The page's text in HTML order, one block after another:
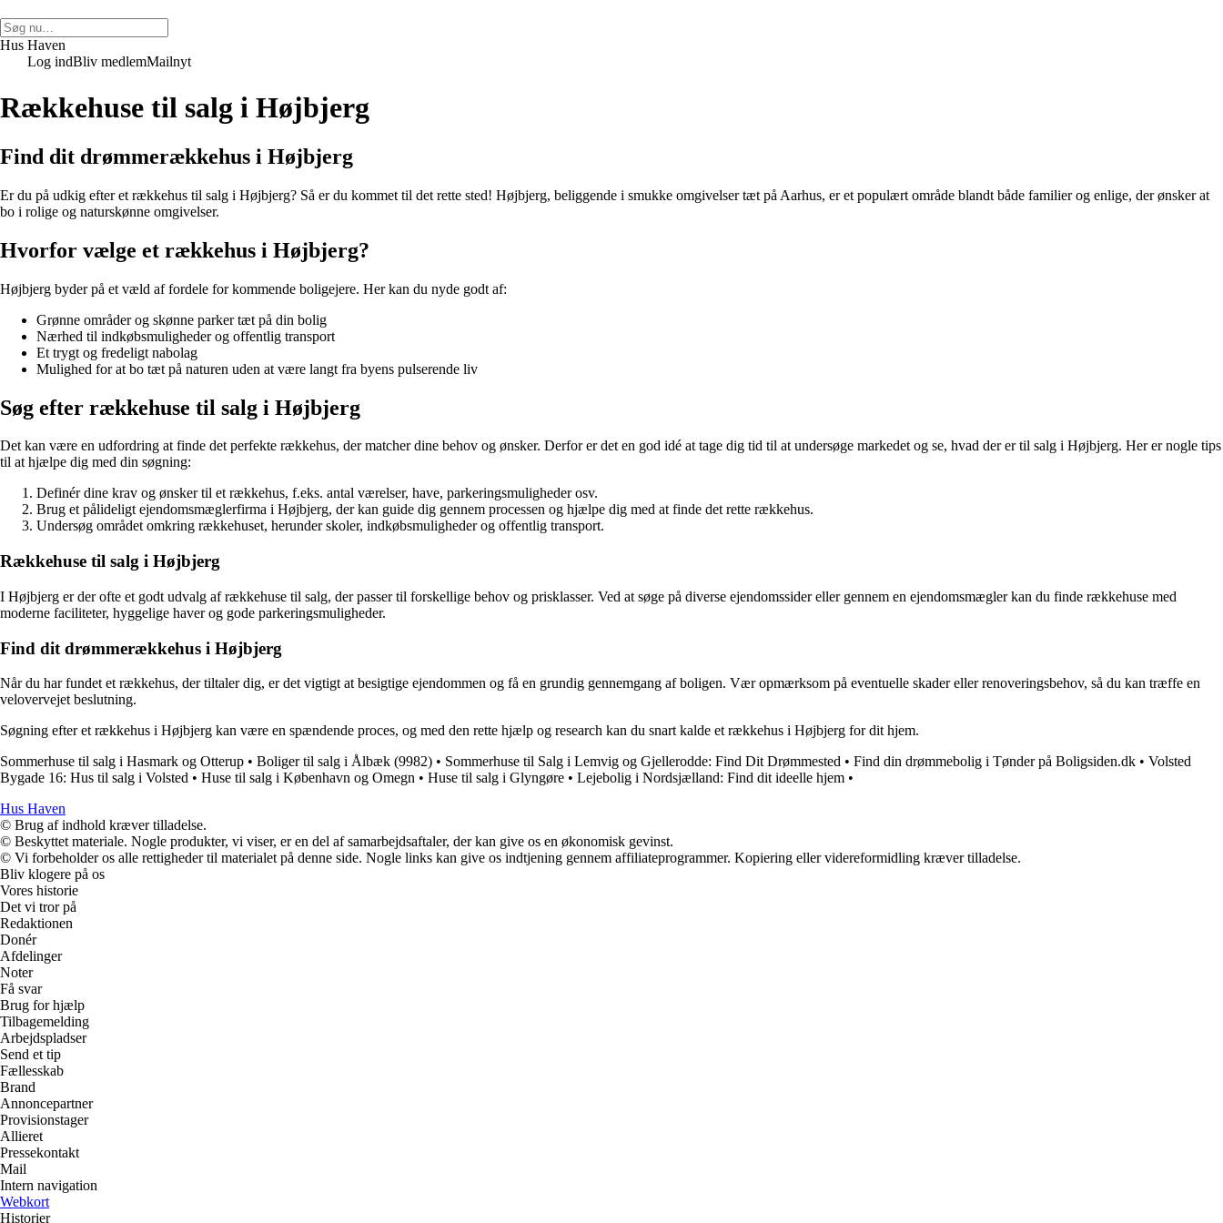
Hus Haven
Log indBliv medlemMailnyt
Rækkehuse til salg i Højbjerg
Find dit drømmerækkehus i Højbjerg
Er du på udkig efter et rækkehus til salg i Højbjerg? Så er du kommet til det rette sted! Højbjerg, beliggende i smukke omgivelser tæt på Aarhus, er et populært område blandt både familier og enlige, der ønsker at
bo i rolige og naturskønne omgivelser.
Hvorfor vælge et rækkehus i Højbjerg?
Højbjerg byder på et væld af fordele for kommende boligejere. Her kan du nyde godt af:
Grønne områder og skønne parker tæt på din bolig
Nærhed til indkøbsmuligheder og offentlig transport
Et trygt og fredeligt nabolag
Mulighed for at bo tæt på naturen uden at være langt fra byens pulserende liv
Søg efter rækkehuse til salg i Højbjerg
Det kan være en udfordring at finde det perfekte rækkehus, der matcher dine behov og ønsker. Derfor er det en god idé at tage dig tid til at undersøge markedet og se, hvad der er til salg i Højbjerg. Her er nogle tips
til at hjælpe dig med din søgning:
Definér dine krav og ønsker til et rækkehus, f.eks. antal værelser, have, parkeringsmuligheder osv.
Brug et pålideligt ejendomsmæglerfirma i Højbjerg, der kan guide dig gennem processen og hjælpe dig med at finde det rette rækkehus.
Undersøg området omkring rækkehuset, herunder skoler, indkøbsmuligheder og offentlig transport.
Rækkehuse til salg i Højbjerg
I Højbjerg er der ofte et godt udvalg af rækkehuse til salg, der passer til forskellige behov og prisklasser. Ved at søge på diverse ejendomssider eller gennem en ejendomsmægler kan du finde rækkehuse med
moderne faciliteter, hyggelige haver og gode parkeringsmuligheder.
Find dit drømmerækkehus i Højbjerg
Når du har fundet et rækkehus, der tiltaler dig, er det vigtigt at besigtige ejendommen og få en grundig gennemgang af boligen. Vær opmærksom på eventuelle skader eller renoveringsbehov, så du kan træffe en
velovervejet beslutning.
Søgning efter et rækkehus i Højbjerg kan være en spændende proces, og med den rette hjælp og research kan du snart kalde et rækkehus i Højbjerg for dit hjem.
Sommerhuse til salg i Hasmark og Otterup • Boliger til salg i Ålbæk (9982) • Sommerhuse til Salg i Lemvig og Gjellerodde: Find Dit Drømmested • Find din drømmebolig i Tønder på Boligsiden.dk • Volsted
Bygade 16: Hus til salg i Volsted • Huse til salg i København og Omegn • Huse til salg i Glyngøre • Lejebolig i Nordsjælland: Find dit ideelle hjem •
Hus Haven
© Brug af indhold kræver tilladelse.
© Beskyttet materiale. Nogle produkter, vi viser, er en del af samarbejdsaftaler, der kan give os en økonomisk gevinst.
© Vi forbeholder os alle rettigheder til materialet på denne side. Nogle links kan give os indtjening gennem affiliateprogrammer. Kopiering eller videreformidling kræver tilladelse.
Bliv klogere på os
Vores historie
Det vi tror på
Redaktionen
Donér
Afdelinger
Noter
Få svar
Brug for hjælp
Tilbagemelding
Arbejdspladser
Send et tip
Fællesskab
Brand
Annoncepartner
Provisionstager
Allieret
Pressekontakt
Mail
Intern navigation
Webkort
Historier